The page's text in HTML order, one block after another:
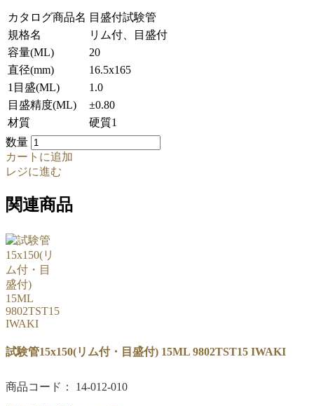
カタログ商品名 目盛付試験管
規格名
リム付、目盛付
容量(ML)
20
直径(mm)
16.5x165
1目盛(ML)
1.0
目盛精度(ML)
±0.80
材質
硬質1
数量
カートに追加
レジに進む
関連商品
試験管15x150(リム付・目盛付) 15ML 9802TST15 IWAKI
商品コード： 14-012-010